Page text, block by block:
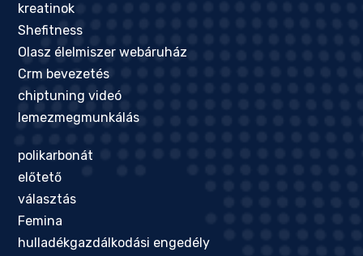
kreatinok
Shefitness
Olasz élelmiszer webáruház
Crm bevezetés
chiptuning videó
lemezmegmunkálás
polikarbonát
előtető
választás
Femina
hulladékgazdálkodási engedély